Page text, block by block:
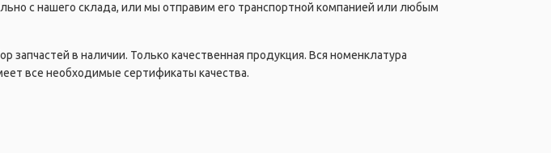
с нашего склада, или мы отправим его транспортной компанией или любым
запчастей в наличии. Только качественная продукция. Вся номенклатура
все необходимые сертификаты качества.